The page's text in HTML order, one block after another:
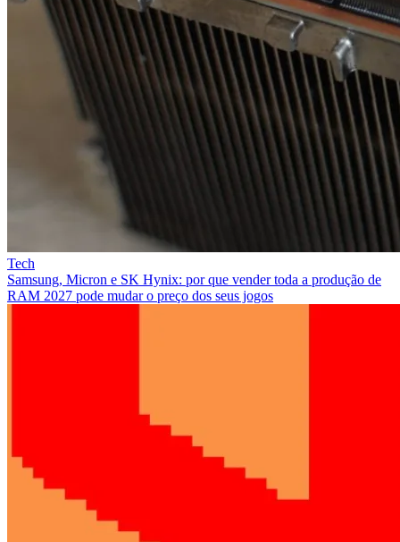
Tech
Samsung, Micron e SK Hynix: por que vender toda a produção de
RAM 2027 pode mudar o preço dos seus jogos